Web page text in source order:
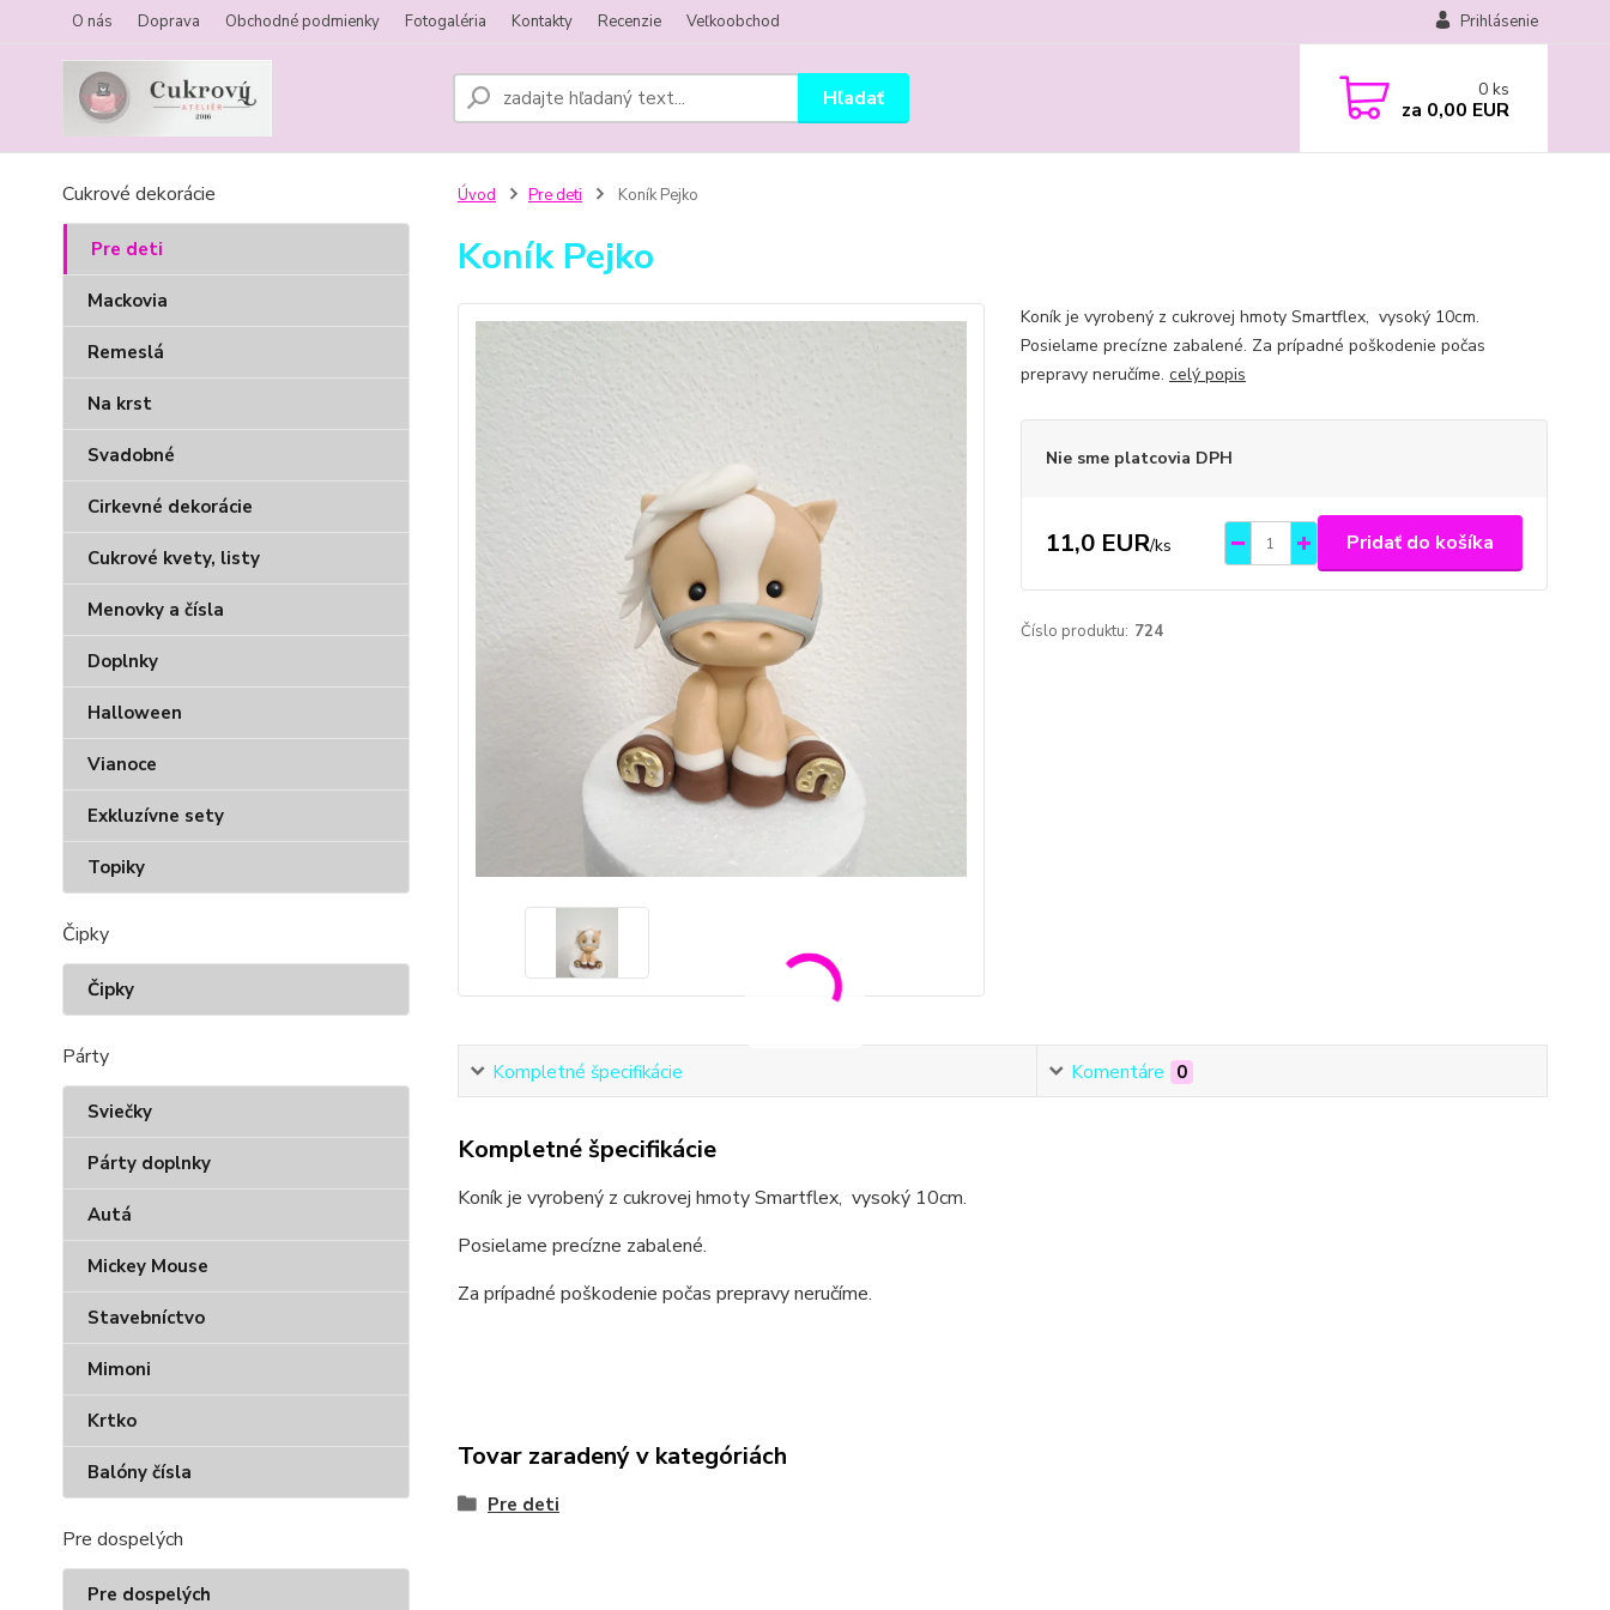
O nás Doprava Obchodné podmienky Fotogaléria Kontakty Recenzie Veľkoobchod Prihlásenie
Hľadať 0 ks
za 0,00 EUR
Cukrové dekorácie
Pre deti
Mackovia
Remeslá
Na krst
Svadobné
Cirkevné dekorácie
Cukrové kvety, listy
Menovky a čísla
Doplnky
Halloween
Vianoce
Exkluzívne sety
Topiky
Čipky
Čipky
Párty
Sviečky
Párty doplnky
Autá
Mickey Mouse
Stavebníctvo
Mimoni
Krtko
Balóny čísla
Pre dospelých
Pre dospelých
Úvod Pre deti Koník Pejko
Koník Pejko
Koník je vyrobený z cukrovej hmoty Smartflex, vysoký 10cm.
Posielame precízne zabalené. Za prípadné poškodenie počas
prepravy neručíme. celý popis
Nie sme platcovia DPH
11,0 EUR/ks Pridať do košíka
Číslo produktu: 724
Kompletné špecifikácie Komentáre 0
Kompletné špecifikácie
Koník je vyrobený z cukrovej hmoty Smartflex, vysoký 10cm.
Posielame precízne zabalené.
Za prípadné poškodenie počas prepravy neručíme.
Tovar zaradený v kategóriách
Pre deti